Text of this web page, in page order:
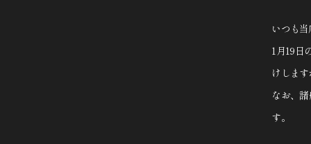
いつも
1月19日
けしま
なお、
す。